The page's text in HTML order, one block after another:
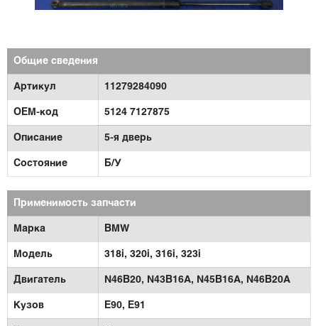
Общие сведения
Артикул 11279284090
OEM-код 5124 7127875
Описание 5-я дверь
Состояние Б/У
Применимость запчасти
Марка BMW
Модель 318i, 320i, 316i, 323i
Двигатель N46B20, N43B16A, N45B16A, N46B20A
Кузов E90, E91